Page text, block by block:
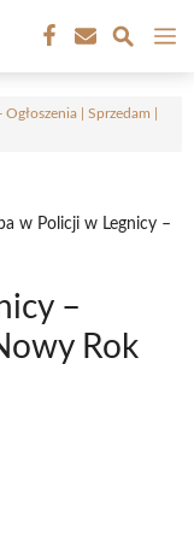
Ogłoszenia | Sprzedam |
w Policji w Legnicy –
–
Rok